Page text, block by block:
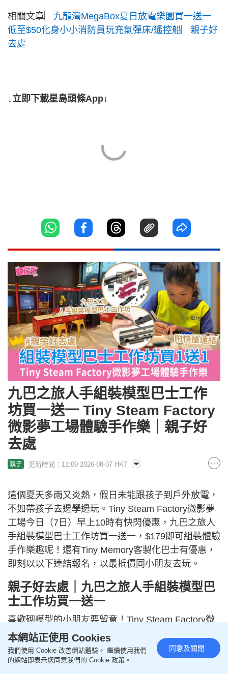
相關文章︳ 九龍灣MegaBox夏日放電樂園買一送一
低至$50化身小小消防員玩充氣彈床/遙控船︳親子好
去處
↓立即下載星島頭條App↓
九巴之旅人手組裝模型巴士工作
坊買一送一 Tiny Steam Factory
微影夢工場體驗手作樂｜親子好
去處
親子 更新時間：11:09 2026-08-07 HKT
這個夏天多雨又炎熱，假日未能跟孩子到戶外放電，
不如帶孩子去邊學邊玩。Tiny Steam Factory微影夢
工場今日（7日）早上10時有快閃優惠，九巴之旅人
手組裝模型巴士工作坊買一送一，$179即可組裝體驗
手作樂趣呢！還有Tiny Memory客製化巴士有優惠，
即刻以以下連結報名，以最抵價同小朋友去玩。
親子好去處｜九巴之旅人手組裝模型巴
士工作坊買一送一
喜歡砌模型的小朋友要留意！Tiny Steam Factory微
影夢工場的DIY人手組裝車仔/巴士工作坊可讓大、小
朋友親手組裝獨一無二車仔模型，有齊材料教學，就
連新手都可快速上手自己動手打造， 100%由你挑
本網站正使用 Cookies
我們使用 Cookie 改善網站體驗。 繼續使用我們
的網站即表示您同意我們的 Cookie 政策。
同意及關閉